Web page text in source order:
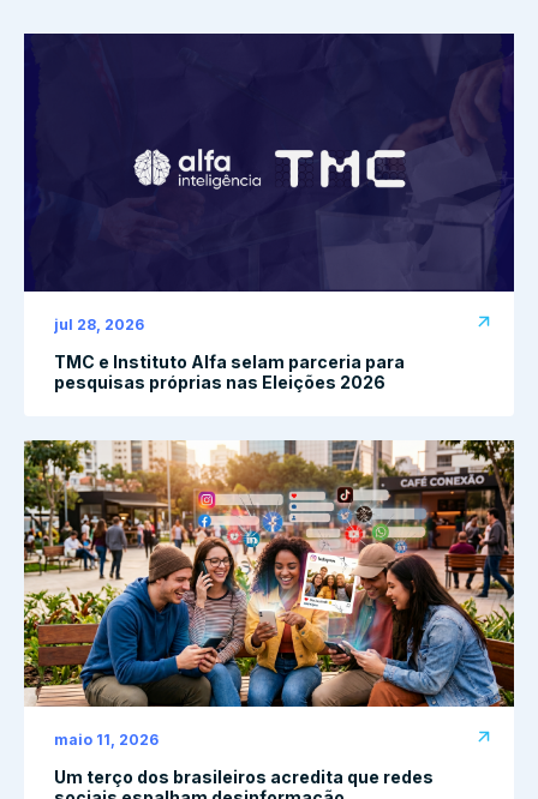
jul 28, 2026
TMC e Instituto Alfa selam parceria para
pesquisas próprias nas Eleições 2026
maio 11, 2026
Um terço dos brasileiros acredita que redes